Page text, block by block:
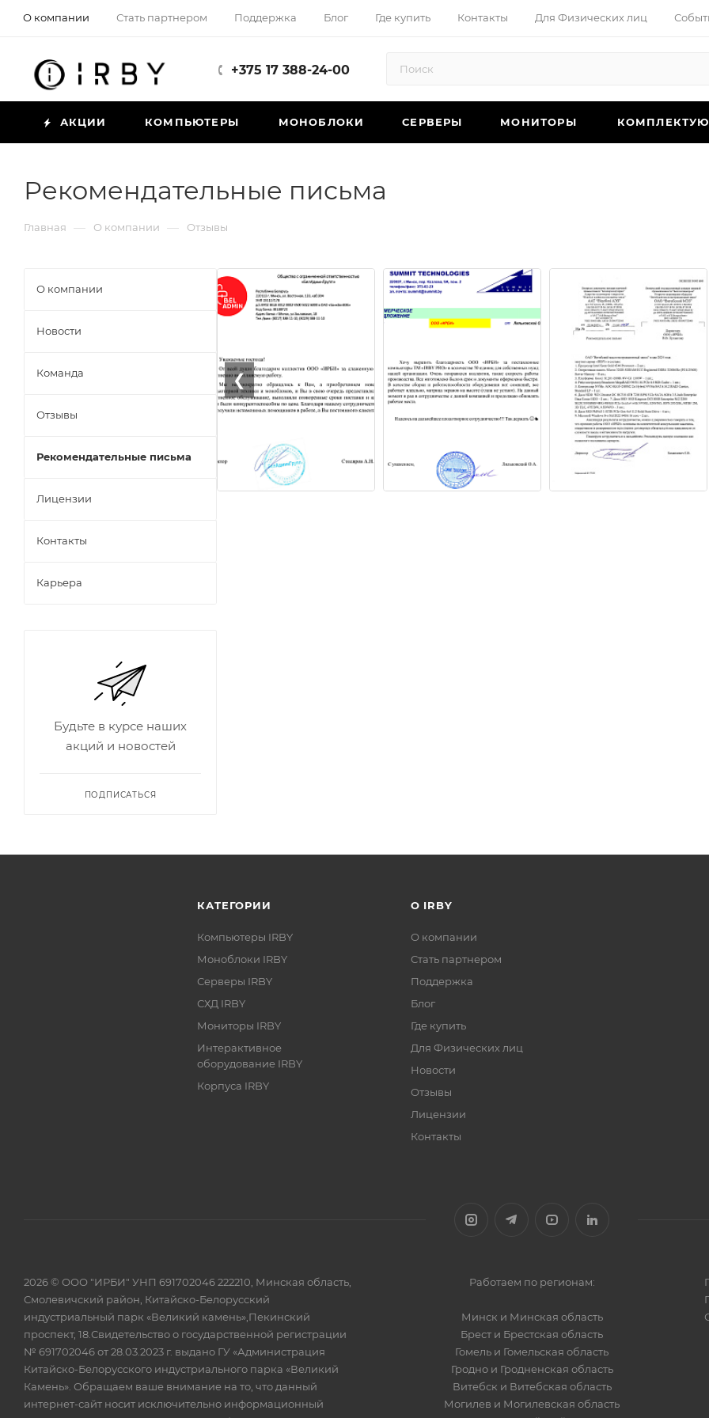
О компании Стать партнером Поддержка Блог Где купить Контакты Для Физических лиц
+375 17 388-24-00
АКЦИИ КОМПЬЮТЕРЫ МОНОБЛОКИ СЕРВЕРЫ МОНИТОРЫ
Рекомендательные письма
Главная — О компании — Отзывы
❮
О компании
Новости
Команда
Отзывы
Рекомендательные письма
Лицензии
Контакты
Карьера
Будьте в курсе наших
акций и новостей
ПОДПИСАТЬСЯ
КАТЕГОРИИ
Компьютеры IRBY
Моноблоки IRBY
Серверы IRBY
СХД IRBY
Мониторы IRBY
Интерактивное
оборудование IRBY
Корпуса IRBY
О IRBY
О компании
Стать партнером
Поддержка
Блог
Где купить
Для Физических лиц
Новости
Отзывы
Лицензии
Контакты
2026 © ООО "ИРБИ" УНП 691702046 222210, Минская область,
Смолевичский район, Китайско-Белорусский
индустриальный парк «Великий камень»,Пекинский
проспект, 18.Свидетельство о государственной регистрации
№ 691702046 от 28.03.2023 г. выдано ГУ «Администрация
Китайско-Белорусского индустриального парка «Великий
Камень». Обращаем ваше внимание на то, что данный
интернет-сайт носит исключительно информационный
Работаем по регионам:
Минск и Минская область
Брест и Брестская область
Гомель и Гомельская область
Гродно и Гродненская область
Витебск и Витебская область
Могилев и Могилевская область